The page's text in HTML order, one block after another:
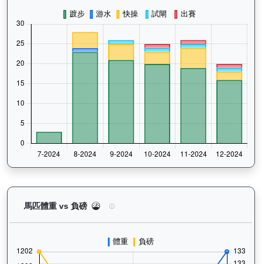
馬匹體重 vs 負磅 有誰共鳴（J367）— 馬匹體重與負磅